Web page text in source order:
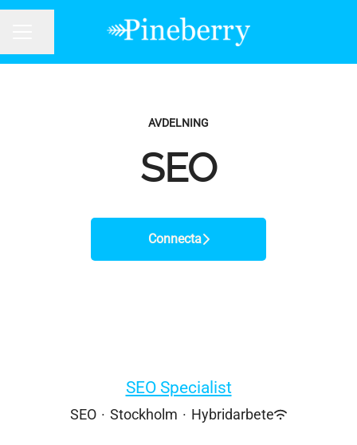
AVDELNING
SEO
Connecta
SEO Specialist
SEO · Stockholm · Hybridarbete